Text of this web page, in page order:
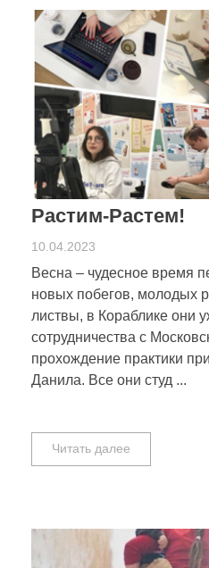
Растим-Растем!
10.04.2023
Весна – чудесное время
новых побегов, молодых
листвы, в Кораблике они
сотрудничества с
прохождение практики
Данила. Все они студ ...
Читать далее